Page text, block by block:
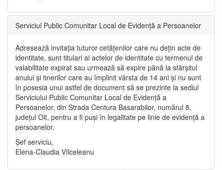
Serviciul Public Comunitar Local de Evidență a Persoanelor
Adresează invitația tuturor cetățenilor care nu dețin acte de
identitate, sunt titulari ai actelor de identitate cu termenul de
valabilitate expirat sau urmează să expire până la sfârșitul
anului și tinerilor care au împlinit vârsta de 14 ani și nu sunt
în posesia unui astfel de document să se prezinte la sediul
Serviciului Public Comunitar Local de Evidență a
Persoanelor, din Strada Centura Basarabilor, numărul 8,
județul Olt, pentru a fi puși în legalitate pe linie de evidență a
persoanelor.
Șef serviciu,
Elena-Claudia Vîlceleanu